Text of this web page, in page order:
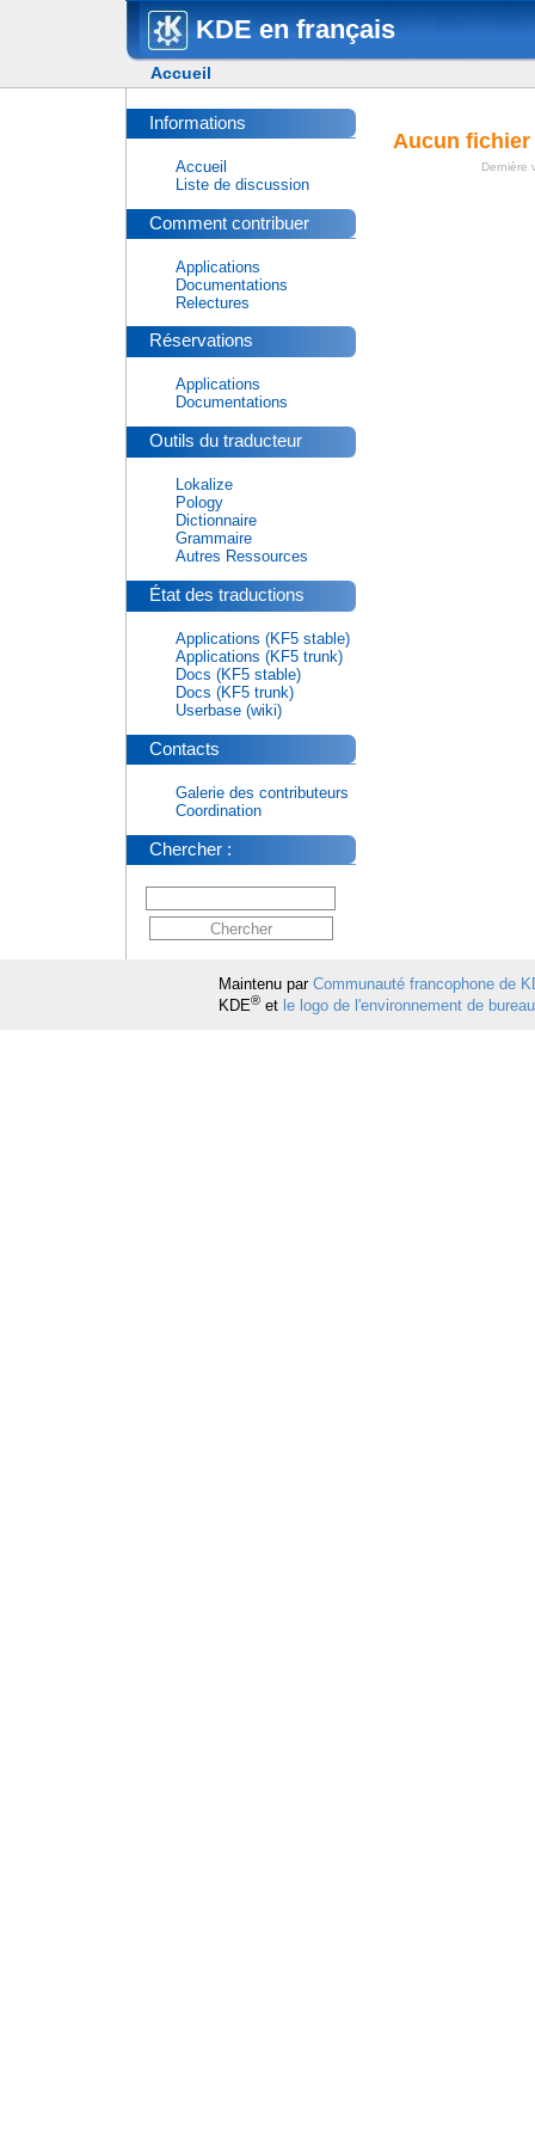
KDE en français
Accueil
Aucun fichier
Dernière
Informations
Accueil
Liste de discussion
Comment contribuer
Applications
Documentations
Relectures
Réservations
Applications
Documentations
Outils du traducteur
Lokalize
Pology
Dictionnaire
Grammaire
Autres Ressources
État des traductions
Applications (KF5 stable)
Applications (KF5 trunk)
Docs (KF5 stable)
Docs (KF5 trunk)
Userbase (wiki)
Contacts
Galerie des contributeurs
Coordination
Chercher :
Maintenu par Communauté francophone de
KDE®et le logo de l'environnement de